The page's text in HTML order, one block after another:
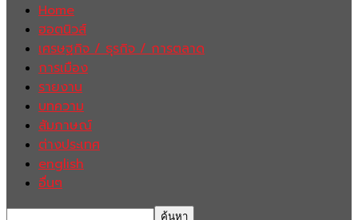
Home
ฮอตนิวส์
เศรษฐกิจ / ธุรกิจ / การตลาด
การเมือง
รายงาน
บทความ
สัมภาษณ์
ต่างประเทศ
english
อื่นๆ